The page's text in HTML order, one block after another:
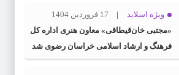
ویژه اسلاید
17 فروردین 1404
«مجتبی خان‌قیطاقی» معاون هنری اداره کل
فرهنگ و ارشاد اسلامی خراسان رضوی شد